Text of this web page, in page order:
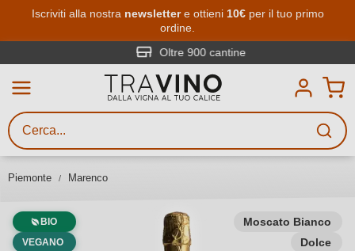
Passa al contenuto principale
Iscriviti alla nostra newslettere ottieni 10€per il tuo primo
ordine.
Oltre 900 cantine
Piemonte Marenco
Moscato Bianco
Dolce
BIO
VEGANO
Ricerca vini
Inserisci almeno 3 caratteri
gusto, occasione, nome del vino,
vitigno, regione, cantina o altri